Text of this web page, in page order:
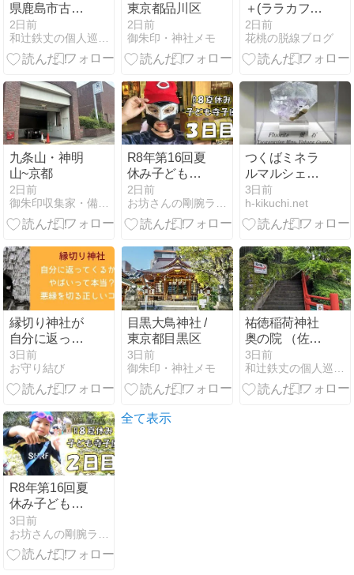
県鹿島市古枝
甲）
2日前
和辻鉄丈の個人巡礼 （御朱印＆風景印）
東京都品川区
2日前
御朱印・神社メモ
＋(ララカフ
ェ)】期間限定
～桃モーニン
グ in 愛知(一
2日前
花桃の脱線ブログ
九条山・神明
山~京都
2日前
御朱印収集家・備忘録
R8年第16回夏
休み子ども寺
子屋開幕〜３
日目：秘密の
指令をクリア
2日前
お坊さんの剛腕ラリアット
つくばミネラ
ルマルシェに
行ってきた！
恐るべし鉱物
沼
3日前
h-kikuchi.net
縁切り神社が
自分に返って
くるからやば
いって本当？
悪縁を切る正
3日前
お守り結び
目黒大鳥神社 /
東京都目黒区
3日前
御朱印・神社メモ
祐徳稲荷神社
奥の院 （佐賀
県鹿島市古枝
乙） ＜祐徳稲
荷 其の肆＞
3日前
和辻鉄丈の個人巡礼 （御朱印＆風景印）
R8年第16回夏
休み子ども寺
子屋開幕〜２
日目：小川で
あそぼう～
3日前
全て表示